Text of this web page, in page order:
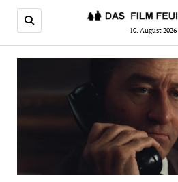
10. August 2026